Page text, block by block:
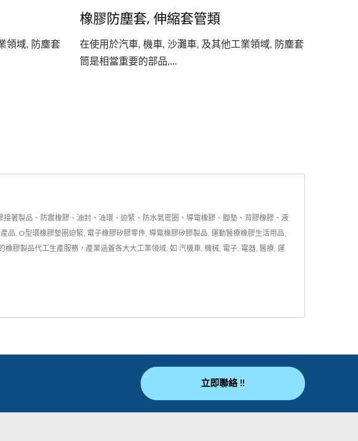
領域, 防塵套
橡膠防塵套, 伸縮套管類
在使用於汽車, 機車, 沙灘車, 及其他工業領域, 防塵套
筒是相當重要的部品,...
著製品、防震橡膠、油封、油環、迫緊、防水氣密圈、導電橡膠、腳墊、背膠橡膠、液
, O型環橡膠墊圈迫緊, 電子橡膠矽膠零件, 導電橡膠矽膠製品, 運動醫療橡膠生活用品,
膠製品代工生產服務，產業涵蓋各大大工業領域, 如 汽機車, 機械, 電子, 電器, 醫療, 運
立即聯絡 !!